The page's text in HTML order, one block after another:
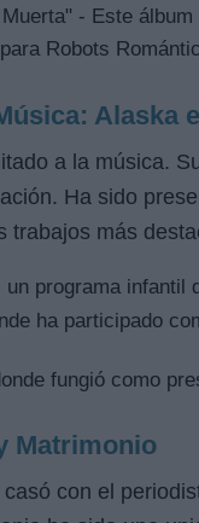
- Este
Robots
Alaska
a la música.
Ha sido
trabajos más
un programa infantil
ha participado
fungió como
Matrimonio
con el